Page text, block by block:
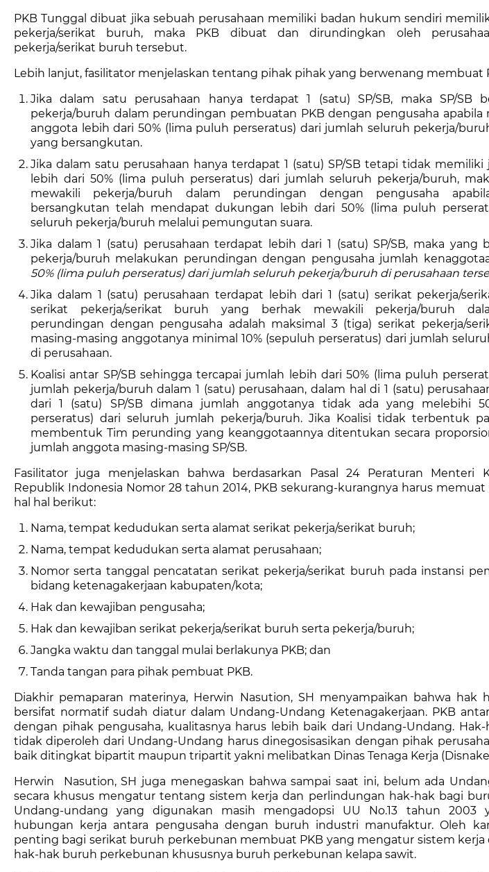
PKB Tunggal dibuat jika sebuah perusahaan memiliki badan hukum sendiri
pekerja/serikat buruh, maka PKB dibuat dan dirundingkan oleh
pekerja/serikat buruh tersebut.
Lebih lanjut, fasilitator menjelaskan tentang pihak pihak yang berwenang membuat
Jika dalam satu perusahaan hanya terdapat 1 (satu) SP/SB, maka SP/SB
pekerja/buruh dalam perundingan pembuatan PKB dengan pengusaha apabila
anggota lebih dari 50% (lima puluh perseratus) dari jumlah seluruh pekerja/
yang bersangkutan.
Jika dalam satu perusahaan hanya terdapat 1 (satu) SP/SB tetapi tidak
lebih dari 50% (lima puluh perseratus) dari jumlah seluruh pekerja/buruh,
mewakili pekerja/buruh dalam perundingan dengan pengusaha
bersangkutan telah mendapat dukungan lebih dari 50% (lima puluh
seluruh pekerja/buruh melalui pemungutan suara.
Jika dalam 1 (satu) perusahaan terdapat lebih dari 1 (satu) SP/SB, maka yang
pekerja/buruh melakukan perundingan dengan pengusaha jumlah
50% (lima puluh perseratus) dari jumlah seluruh pekerja/buruh di perusahaan
Jika dalam 1 (satu) perusahaan terdapat lebih dari 1 (satu) serikat pekerja/
serikat pekerja/serikat buruh yang berhak mewakili pekerja/buruh
perundingan dengan pengusaha adalah maksimal 3 (tiga) serikat pekerja/
masing-masing anggotanya minimal 10% (sepuluh perseratus) dari jumlah
di perusahaan.
Koalisi antar SP/SB sehingga tercapai jumlah lebih dari 50% (lima puluh
jumlah pekerja/buruh dalam 1 (satu) perusahaan, dalam hal di 1 (satu)
dari 1 (satu) SP/SB dimana jumlah anggotanya tidak ada yang melebihi
perseratus) dari seluruh jumlah pekerja/buruh. Jika Koalisi tidak terbentuk
membentuk Tim perunding yang keanggotaannya ditentukan secara
jumlah anggota masing-masing SP/SB.
Fasilitator juga menjelaskan bahwa berdasarkan Pasal 24 Peraturan Menteri
Republik Indonesia Nomor 28 tahun 2014, PKB sekurang-kurangnya harus
hal hal berikut:
Nama, tempat kedudukan serta alamat serikat pekerja/serikat buruh;
Nama, tempat kedudukan serta alamat perusahaan;
Nomor serta tanggal pencatatan serikat pekerja/serikat buruh pada instansi
bidang ketenagakerjaan kabupaten/kota;
Hak dan kewajiban pengusaha;
Hak dan kewajiban serikat pekerja/serikat buruh serta pekerja/buruh;
Jangka waktu dan tanggal mulai berlakunya PKB; dan
Tanda tangan para pihak pembuat PKB.
Diakhir pemaparan materinya, Herwin Nasution, SH menyampaikan bahwa hak
bersifat normatif sudah diatur dalam Undang-Undang Ketenagakerjaan. PKB
dengan pihak pengusaha, kualitasnya harus lebih baik dari Undang-Undang.
tidak diperoleh dari Undang-Undang harus dinegosisasikan dengan pihak
baik ditingkat bipartit maupun tripartit yakni melibatkan Dinas Tenaga Kerja
Herwin Nasution, SH juga menegaskan bahwa sampai saat ini, belum ada
secara khusus mengatur tentang sistem kerja dan perlindungan hak-hak bagi
Undang-undang yang digunakan masih mengadopsi UU No.13 tahun 2003
hubungan kerja antara pengusaha dengan buruh industri manufaktur. Oleh
penting bagi serikat buruh perkebunan membuat PKB yang mengatur sistem
hak-hak buruh perkebunan khususnya buruh perkebunan kelapa sawit.